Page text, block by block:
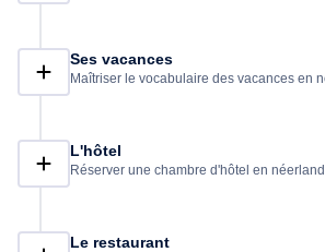
Ses vacances
Maîtriser le vocabulaire des vacances en
L'hôtel
Réserver une chambre d'hôtel en
Le restaurant